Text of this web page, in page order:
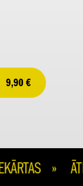
9,90 €
»